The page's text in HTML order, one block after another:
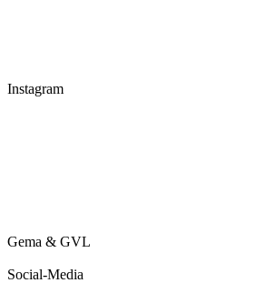
Instagram
Gema & GVL
Social-Media